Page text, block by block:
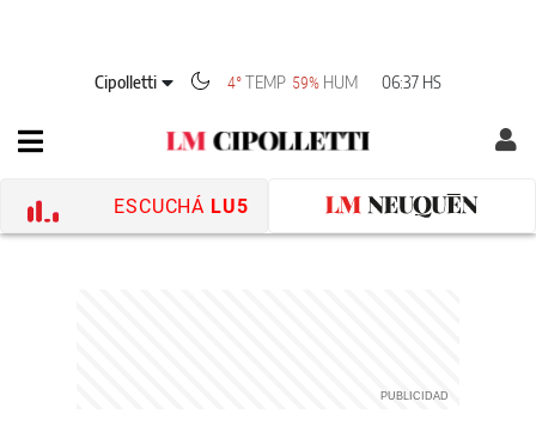
Cipolletti 4°TEMP 59% HUM 06:37 HS
ESCUCHÁ LU5